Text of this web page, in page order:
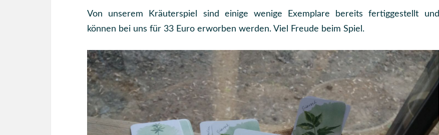
AUF
EUCH
Von unserem Kräuterspiel sind einige wenige Exemplare bereits fertiggestellt und
können bei uns für 33 Euro erworben werden. Viel Freude beim Spiel.